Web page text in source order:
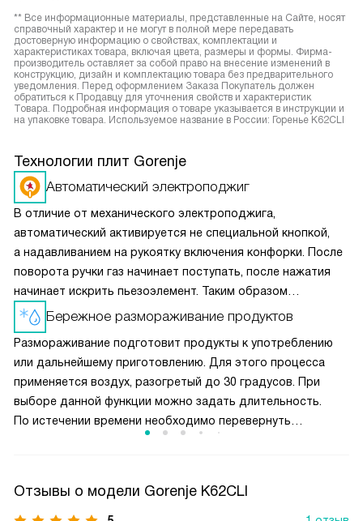
** Все информационные материалы, представленные на Сайте, носят
справочный характер и не могут в полной мере передавать
достоверную информацию о свойствах, комплектации и
характеристиках товара, включая цвета, размеры и формы. Фирма-
производитель оставляет за собой право на внесение изменений в
конструкцию, дизайн и комплектацию товара без предварительного
уведомления. Перед оформлением Заказа Покупатель должен
обратиться к Продавцу для уточнения свойств и характеристик
Товара. Подробная информация о товаре указывается в инструкции и
на упаковке товара. Используемое название в России: Горенье K62CLI
Технологии плит Gorenje
Автоматический электроподжиг
В отличие от механического электроподжига,
автоматический активируется не специальной кнопкой,
а надавливанием на рукоятку включения конфорки. После
поворота ручки газ начинает поступать, после нажатия
начинает искрить пьезоэлемент. Таким образом
вы получаете пламя движением одной руки, что важно
для безопасности и попросту удобно.
Бережное размораживание продуктов
Размораживание подготовит продукты к употреблению
или дальнейшему приготовлению. Для этого процесса
применяется воздух, разогретый до 30 градусов. При
выборе данной функции можно задать длительность.
По истечении времени необходимо перевернуть
Отзывы о модели Gorenje K62CLI